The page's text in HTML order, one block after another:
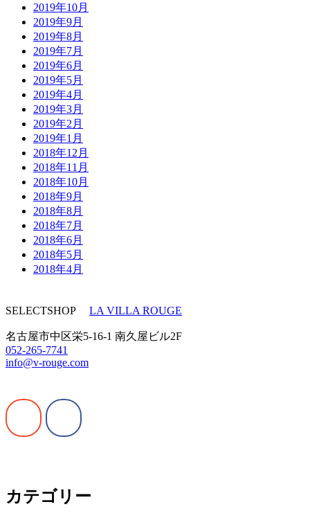
2019年10月
2019年9月
2019年8月
2019年7月
2019年6月
2019年5月
2019年4月
2019年3月
2019年2月
2019年1月
2018年12月
2018年11月
2018年10月
2018年9月
2018年8月
2018年7月
2018年6月
2018年5月
2018年4月
SELECTSHOP LA VILLA ROUGE
名古屋市中区栄5-16-1 南久屋ビル2F
052-265-7741
info@v-rouge.com
カテゴリー